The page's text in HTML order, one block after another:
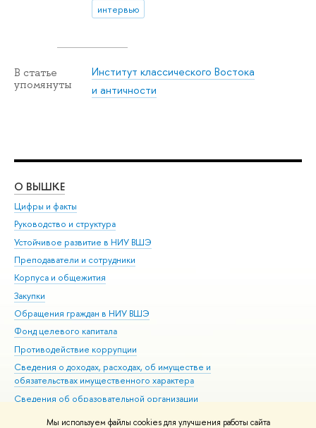
Мы используем файлы cookies для улучшения работы сайта
интервью
В статье
упомянуты
Институт классического Востока
и античности
О ВЫШКЕ
Цифры и факты
Руководство и структура
Устойчивое развитие в НИУ ВШЭ
Преподаватели и сотрудники
Корпуса и общежития
Закупки
Обращения граждан в НИУ ВШЭ
Фонд целевого капитала
Противодействие коррупции
Сведения о доходах, расходах, об имуществе и
обязательствах имущественного характера
Сведения об образовательной организации
Людям с ограниченными возможностями здоровья